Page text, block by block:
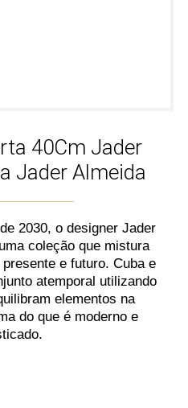
40Cm Jader
Jader Almeida
2030, o designer Jader
coleção que mistura
e futuro. Cuba e
atemporal utilizando
elementos na
do que é moderno e